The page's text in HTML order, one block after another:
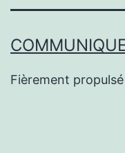
Fièrement